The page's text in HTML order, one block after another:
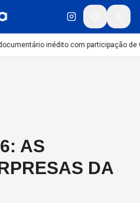
inédito com participação de
AS
DA